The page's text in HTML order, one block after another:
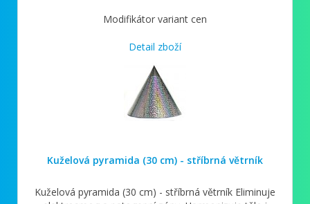
Modifikátor variant cen
Detail zboží
Kuželová pyramida (30 cm) - stříbrná větrník
Kuželová pyramida (30 cm) - stříbrná větrník Eliminuje